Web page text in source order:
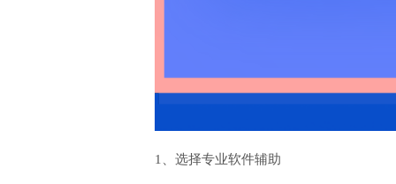
1、选择专业软件辅助